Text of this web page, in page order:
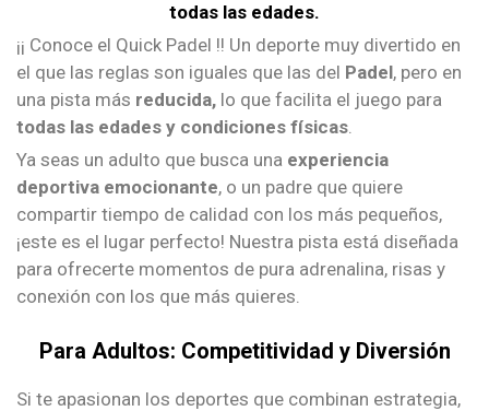
todas las edades.
¡¡ Conoce el Quick Padel !! Un deporte muy divertido en
el que las reglas son iguales que las del Padel, pero en
una pista más reducida, lo que facilita el juego para
todas las edades y condiciones físicas.
Ya seas un adulto que busca una experiencia
deportiva emocionante, o un padre que quiere
compartir tiempo de calidad con los más pequeños,
¡este es el lugar perfecto! Nuestra pista está diseñada
para ofrecerte momentos de pura adrenalina, risas y
conexión con los que más quieres.
Para Adultos: Competitividad y Diversión
Si te apasionan los deportes que combinan estrategia,